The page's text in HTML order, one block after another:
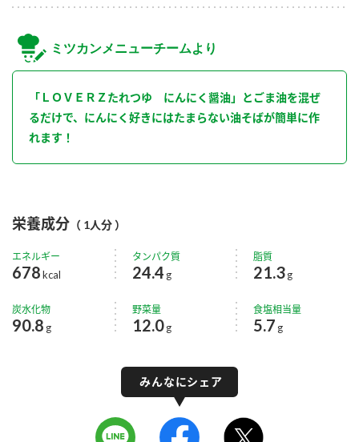
ミツカンメニューチームより
「ＬＯＶＥＲＺたれつゆ にんにく醤油」とごま油を混ぜ
るだけで、にんにく好きにはたまらない油そばが簡単に作
れます！
栄養成分 （ 1人分 ）
エネルギー
678kcal
タンパク質
24.4 g
脂質
21.3 g
炭水化物
90.8 g
野菜量
12.0g
食塩相当量
5.7 g